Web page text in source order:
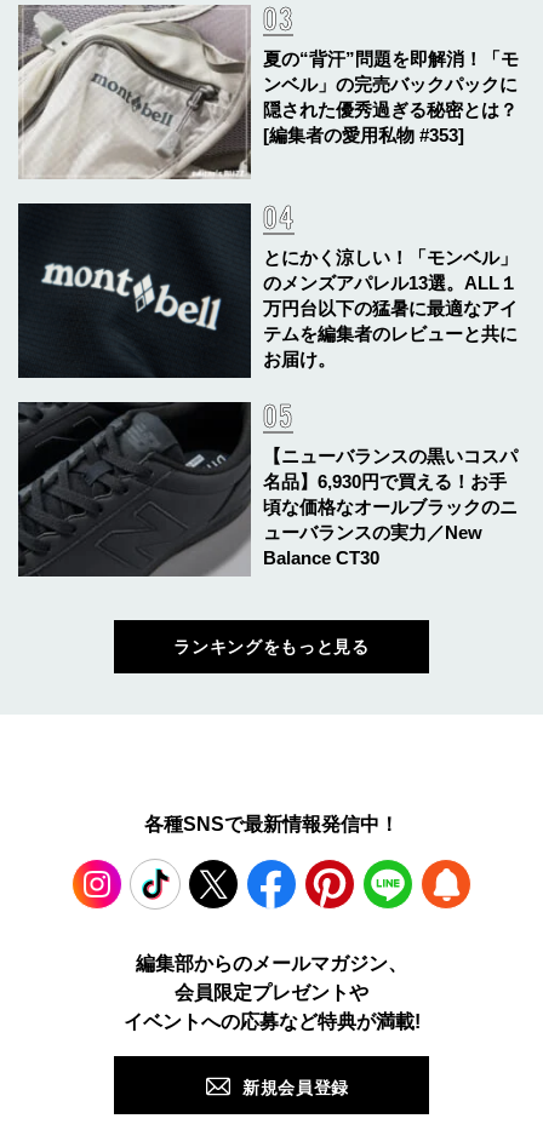
夏の“背汗”問題を即解消！「モ
ンベル」の完売バックパックに
隠された優秀過ぎる秘密とは？
[編集者の愛用私物 #353]
とにかく涼しい！「モンベル」
のメンズアパレル13選。ALL１
万円台以下の猛暑に最適なアイ
テムを編集者のレビューと共に
お届け。
【ニューバランスの黒いコスパ
名品】6,930円で買える！お手
頃な価格なオールブラックのニ
ューバランスの実力／New
Balance CT30
ランキングをもっと見る
各種SNSで最新情報発信中！
TikTok X Facebook Pinterest LINE
編集部からのメールマガジン、
会員限定プレゼントや
イベントへの応募など特典が満載!
新規会員登録